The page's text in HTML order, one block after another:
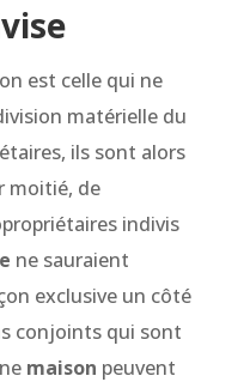
est celle qui ne
matérielle du
ils sont alors
moitié, de
indivis
ne sauraient
exclusive un côté
conjoints qui sont
maison peuvent